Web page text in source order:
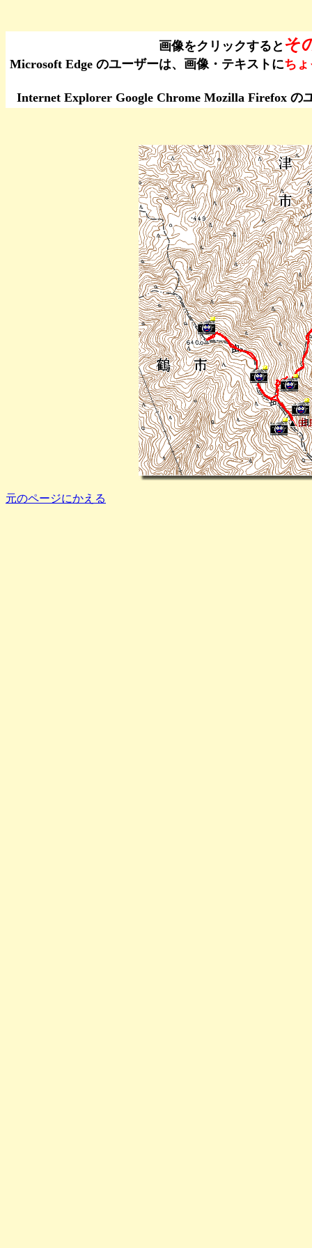
画像をクリックすると そ
Microsoft Edge のユーザーは、画像・テキストにち
Internet Explorer Google Chrome Mozilla Firefox の
元のページにかえる